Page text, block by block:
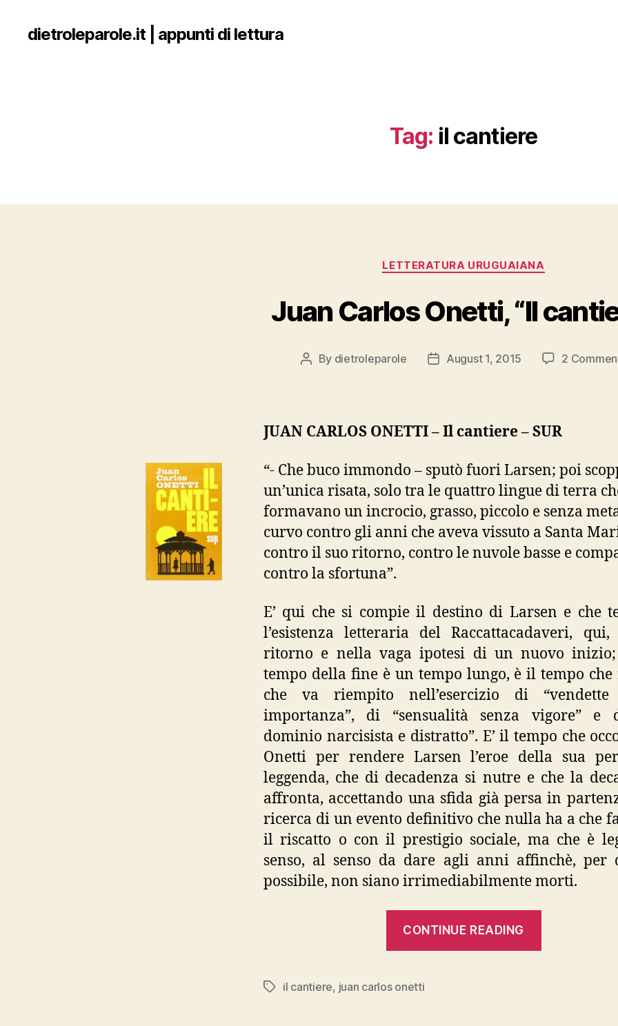
dietroleparole.it | appunti di lettura
Tag: il cantiere
Categories
LETTERATURA URUGUAIANA
Juan Carlos Onetti, “Il
Post
By dietroleparole
PostAugust 1, 2015 2
JUAN CARLOS ONETTI – Il cantiere – SUR
“- Che buco immondo – sputò fuori Larsen; poi
un’unica risata, solo tra le quattro lingue di terra
formavano un incrocio, grasso, piccolo e senza
curvo contro gli anni che aveva vissuto a Santa
contro il suo ritorno, contro le nuvole basse e
contro la sfortuna”.
E’ qui che si compie il destino di Larsen e che
l’esistenza letteraria del Raccattacadaveri,
ritorno e nella vaga ipotesi di un nuovo
tempo della fine è un tempo lungo, è il tempo che
che va riempito nell’esercizio di “vendette
importanza”, di “sensualità senza vigore” e
dominio narcisista e distratto”. E’ il tempo che
Onetti per rendere Larsen l’eroe della sua
leggenda, che di decadenza si nutre e che la
affronta, accettando una sfida già persa in
ricerca di un evento definitivo che nulla ha a che
il riscatto o con il prestigio sociale, ma che è
senso, al senso da dare agli anni affinchè, per
possibile, non siano irrimediabilmente morti.
CONTINUE READING
Tagsil cantiere, juan carlos onetti